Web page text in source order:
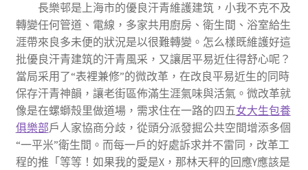
長樂邨是上海市的優良汗青維護建筑，小我不克不及
轉變任何管道、電線，多家共用廚房、衛生間、浴室給生
涯帶來良多未便的狀況是以很難轉變。怎么樣既維護好這
批優良汗青建筑的汗青風采，又讓居平易近住得舒心呢？
當局采用了“表裡兼修”的微改革，在改良平易近生的同時
保存汗青神韻，讓老街區佈滿生涯氣味與活氣。微改革就
像是在螺螄殼里做道場，需求住在一路的四五女大生包養
俱樂部戶人家協商分歧，從頭分派發掘公共空間增添多個
“一平米”衛生間。而每一戶的好處訴求并不雷同，改革工
程的推「等等！如果我的愛是X，那林天秤的回應Y應該是